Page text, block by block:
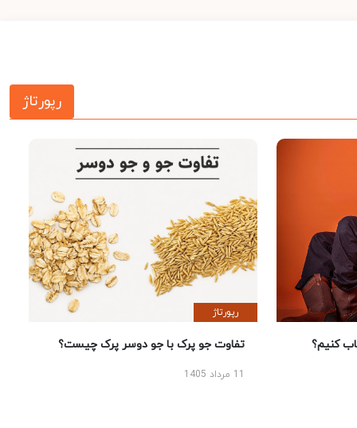
رپورتاژ
کنیم؟
رپورتاژ
تفاوت جو پرک با جو دوسر پرک چیست؟